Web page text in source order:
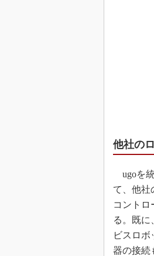
他社の
ugoを
て、他社
コントロ
る。既に
ビスロ
器の接続